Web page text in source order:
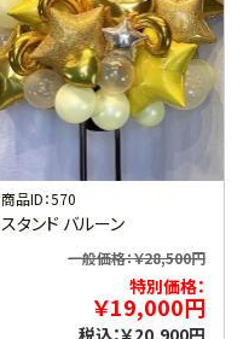
商品ID：570
スタンド バルーン
一般価格：￥28,500円
特別価格：
￥19,000円
税込：￥20,900円
カートへ進む